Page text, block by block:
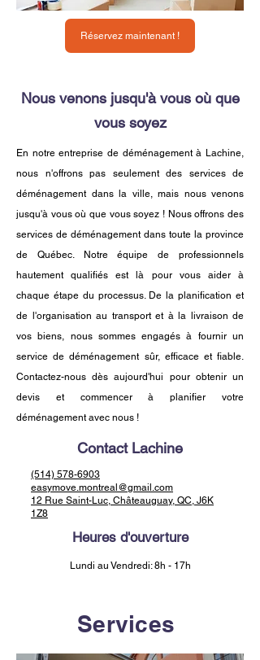
Réservez maintenant !
Nous venons jusqu'à vous où que
vous soyez
En notre entreprise de déménagement à Lachine,
nous n'offrons pas seulement des services de
déménagement dans la ville, mais nous venons
jusqu'à vous où que vous soyez ! Nous offrons des
services de déménagement dans toute la province
de Québec. Notre équipe de professionnels
hautement qualifiés est là pour vous aider à
chaque étape du processus. De la planification et
de l'organisation au transport et à la livraison de
vos biens, nous sommes engagés à fournir un
service de déménagement sûr, efficace et fiable.
Contactez-nous dès aujourd'hui pour obtenir un
devis et commencer à planifier votre
déménagement avec nous !
Contact Lachine
(514) 578-6903
easymove.montreal@gmail.com
12 Rue Saint-Luc, Châteauguay, QC, J6K
1Z8
Heures d'ouverture
Lundi au Vendredi: 8h - 17h
Services